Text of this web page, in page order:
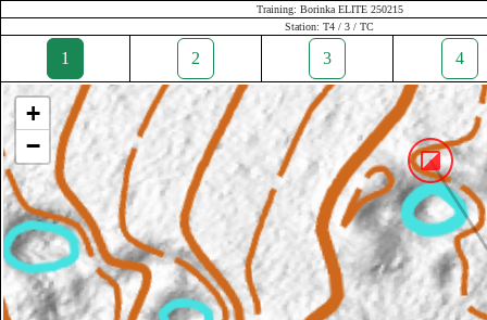
Training: Borinka ELITE 250215
Station: T4 / 3 / TC
1 2 3 4
+
−